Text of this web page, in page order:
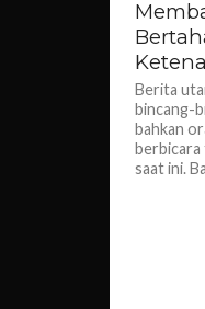
Berita
bincang-
bahkan
berbicara
saat ini.